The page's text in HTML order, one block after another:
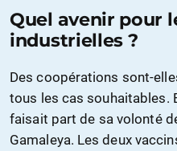
Quel avenir pour
industrielles ?
Des coopérations sont-
tous les cas souhaitables.
faisait part de sa volonté
Gamaleya. Les deux